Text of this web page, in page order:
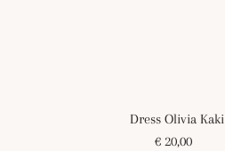
Dress Olivia Kaki
Regulärer
€ 20,00